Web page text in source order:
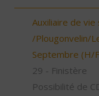
Auxiliaire de vie
/Plougonvelin/
Septembre (H/
29 - Finistère
Possibilité de